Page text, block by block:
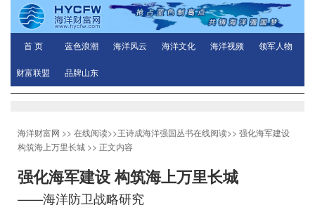
首 页 蓝色浪潮 海洋风云 海洋文化 海洋视频 领军人物
财富联盟 品牌山东
海洋财富网 >> 在线阅读>>王诗成海洋强国丛书在线阅读>> 强化海军建设
构筑海上万里长城 >> 正文内容
强化海军建设 构筑海上万里长城
——海洋防卫战略研究